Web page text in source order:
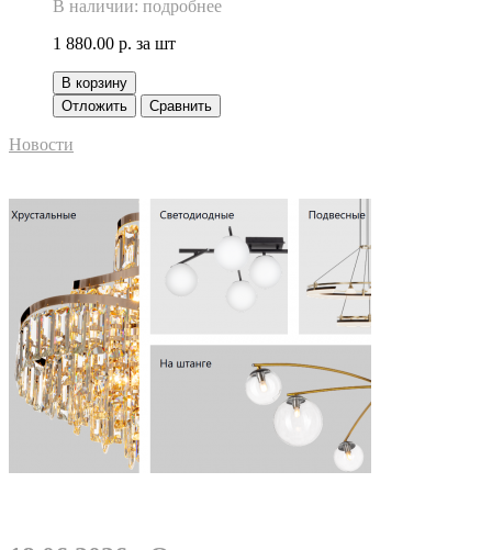
В наличии: подробнее
1 880.00 р. за шт
В корзину
Отложить
Сравнить
Новости